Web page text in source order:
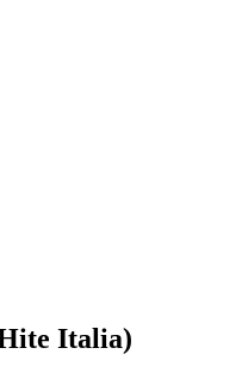
Italia)